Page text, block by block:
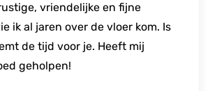
vriendelijke en fijne
ik al jaren over de vloer kom. Is
de tijd voor je. Heeft mij
geholpen!
een andere tandarts naar
zelf geen "fan" van
maar het personeel stelde me
gemak. Deze tandarts heeft
en prettige tandarts. Duidelijk
altijd in voor een praatje. Voel
bij Marco